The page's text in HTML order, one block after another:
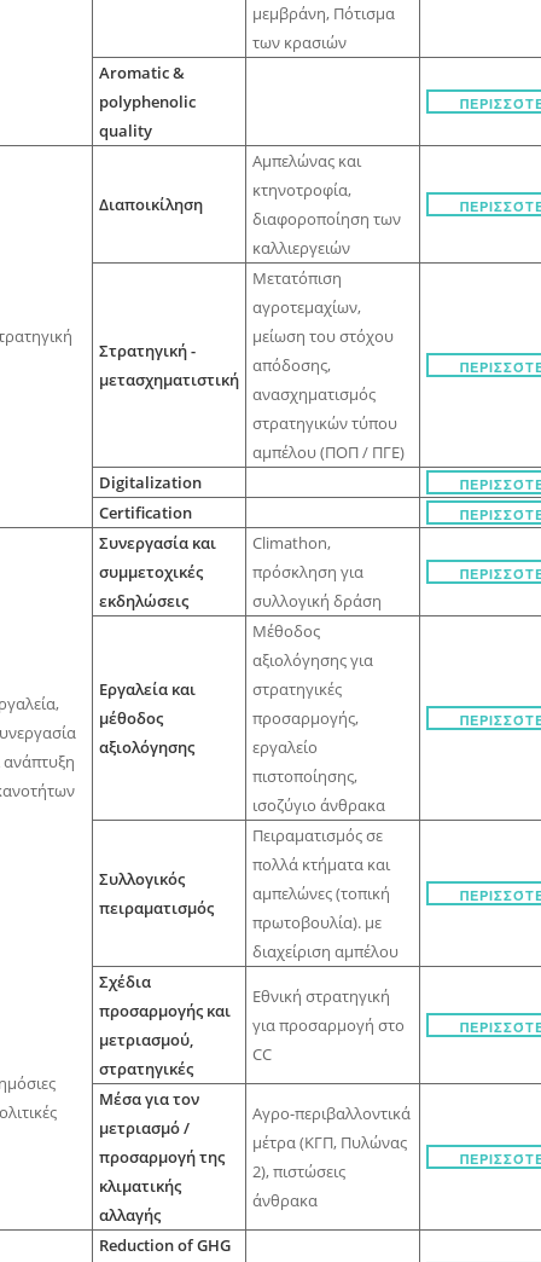
μεμβράνη, Πότισμα
των κρασιών
Aromatic &
polyphenolic
quality
Διαποικίληση
Αμπελώνας και
κτηνοτροφία,
διαφοροποίηση των
καλλιεργειών
Στρατηγική -
μετασχηματιστική
Μετατόπιση
αγροτεμαχίων,
μείωση του στόχου
απόδοσης,
ανασχηματισμός
στρατηγικών τύπου
αμπέλου (ΠΟΠ / ΠΓΕ)
Digitalization
Certification
ανάπτυξη
Συνεργασία και
συμμετοχικές
εκδηλώσεις
Climathon,
πρόσκληση για
συλλογική δράση
Εργαλεία και
μέθοδος
αξιολόγησης
Μέθοδος
αξιολόγησης για
στρατηγικές
προσαρμογής,
εργαλείο
πιστοποίησης,
ισοζύγιο άνθρακα
Συλλογικός
πειραματισμός
Πειραματισμός σε
πολλά κτήματα και
αμπελώνες (τοπική
πρωτοβουλία). με
διαχείριση αμπέλου
Σχέδια
προσαρμογής και
μετριασμού,
στρατηγικές
Εθνική στρατηγική
για προσαρμογή στο
CC
Μέσα για τον
μετριασμό /
προσαρμογή της
κλιματικής
αλλαγής
Αγρο-περιβαλλοντικά
μέτρα (ΚΓΠ, Πυλώνας
2), πιστώσεις
άνθρακα
Reduction of GHG